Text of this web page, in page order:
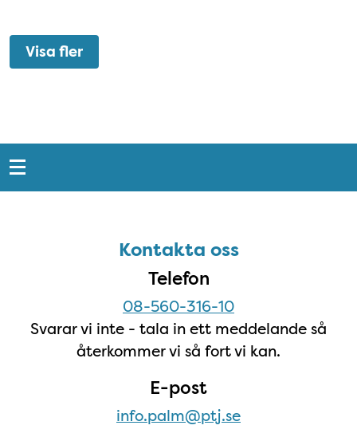
Visa fler
Snabblänkar
Kontakta ossKontakta oss
Telefon
08-560-316-10
Svarar vi inte - tala in ett meddelande så
återkommer vi så fort vi kan.
E-post
info.palm@ptj.se